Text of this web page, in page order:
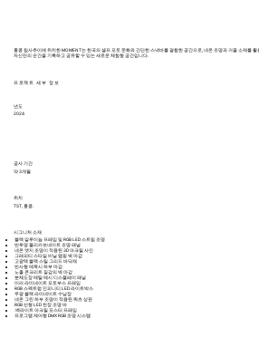
홍콩 침사추이에 위치한 MOMENT는 한국의 셀프 포토 문화와 간단한 스낵바를 결합한 공간으로, 네온 조명과 거울 소재를
자신만의 순간을 기록하고 공유할 수 있는 새로운 체험형 공간입니다.
프로젝트 세부 정보
공사 기간
약 3개월
위치
TST, 홍콩.
시그니처 소재
블랙 알루미늄 프레임 및 RGB LED 스트립 조명
반투명 폴리카보네이트 조명 패널
네온 엣지 조명이 적용된 3D 아크릴 사인
그래피티 스타일 비닐 랩핑 벽 마감
고광택 블랙 스틸 그리드 바닥재
반사형 에폭시 하부 마감
노출 콘크리트 질감의 벽 마감
분체도장 메탈 메시 디스플레이 패널
미러 라미네이트 포토부스 프레임
RGB 스펙트럼 인피니티 LED 라이트박스
무광 블랙 라미네이트 수납장
네온 그린 하부 조명이 적용된 쿼츠 상판
RGB 선형 LED 천장 조명 바
.백라이트 아크릴 포스터 프레임
프로그램 제어형 DMX RGB 조명 시스템
년도
2024